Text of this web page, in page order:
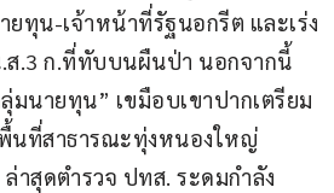
ทุน-เจ้าหน้าที่รัฐนอกรีต และเร่ง
ส.3 ก.ที่ทับบนผืนป่า นอกจากนี้
มนายทุน” เขมือบเขาปากเตรียม
นที่สาธารณะทุ่งหนองใหญ่
าสุดตำรวจ ปทส. ระดมกำลัง